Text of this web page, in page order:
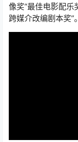
像奖“最佳电影配乐
跨媒介改编剧本奖”。